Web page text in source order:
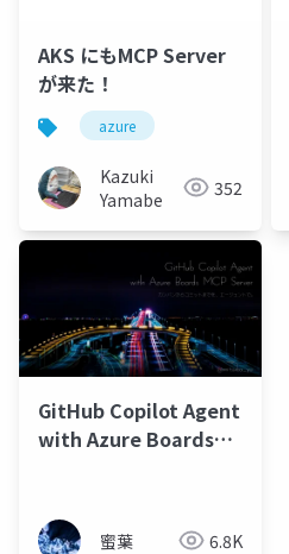
AKS にもMCP Server
が来た！
azure
Kazuki
Yamabe
352
GitHub Copilot Agent
with Azure Boards
ージェントで。 -
蜜葉 6.8K